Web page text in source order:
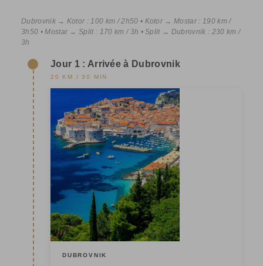
Dubrovnik → Kotor : 100 km / 2h50 • Kotor → Mostar : 190 km /
3h50 • Mostar → Split : 170 km / 3h • Split → Dubrovnik : 230 km /
3h
Jour 1 : Arrivée à Dubrovnik
20 KM / 30 MIN
DUBROVNIK